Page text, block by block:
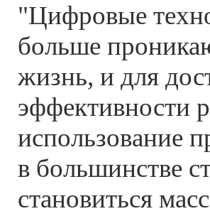
"Цифровые
больше
жизнь, и для
эффективности
использование
в большинстве
становиться